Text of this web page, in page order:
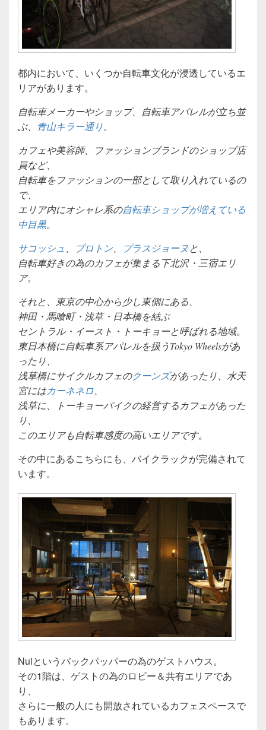
都内において、いくつか自転車文化が浸透しているエ
リアがあります。
自転車メーカーやショップ、自転車アパレルが立ち並
ぶ、 青山キラー通り。
カフェや美容師、ファッションブランドのショップ店
員など、
自転車をファッションの一部として取り入れているの
で、
エリア内にオシャレ系の自転車ショップが増えている
中目黒。
サコッシュ 、 プロトン、 プラスジョーヌと、
自転車好きの為のカフェが集まる下北沢・三宿エリ
ア。
それと、東京の中心から少し東側にある、
神田・馬喰町・浅草・日本橋を結ぶ
セントラル・イースト・トーキョーと呼ばれる地域。
東日本橋に自転車系アパレルを扱うTokyo Wheelsがあ
ったり、
浅草橋にサイクルカフェのクーンズがあったり、水天
宮にはカーネネロ、
浅草に、トーキョーバイクの経営するカフェがあった
り、
このエリアも自転車感度の高いエリアです。
その中にあるこちらにも、バイクラックが完備されて
います。
Nuiというバックパッパーの為のゲストハウス。
その1階は、ゲストの為のロビー＆共有エリアであ
り、
さらに一般の人にも開放されているカフェスペースで
もあります。